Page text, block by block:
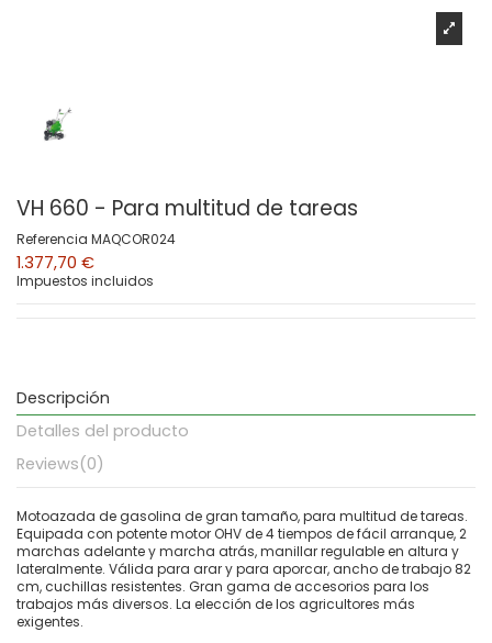
VH 660 - Para multitud de tareas
Referencia MAQCOR024
1.377,70 €
Impuestos incluidos
Descripción
Detalles del producto
Reviews(0)
Motoazada de gasolina de gran tamaño, para multitud de tareas.
Equipada con potente motor OHV de 4 tiempos de fácil arranque, 2
marchas adelante y marcha atrás, manillar regulable en altura y
lateralmente. Válida para arar y para aporcar, ancho de trabajo 82
cm, cuchillas resistentes. Gran gama de accesorios para los
trabajos más diversos. La elección de los agricultores más
exigentes.